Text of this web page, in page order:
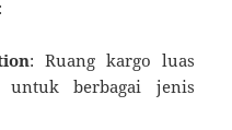
: Ruang kargo luas
untuk berbagai jenis